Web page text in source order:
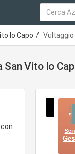
lo Capo Vultaggio
Vito lo